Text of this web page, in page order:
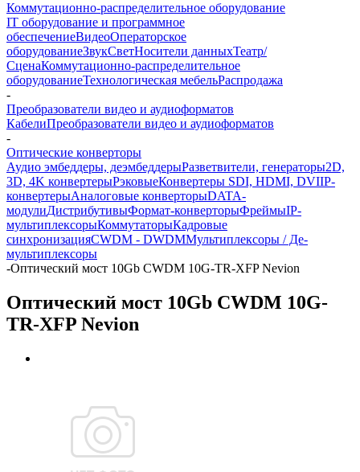
Коммутационно-распределительное оборудование
IT оборудование и программное
обеспечениеВидеоОператорское
оборудованиеЗвукСветНосители данныхТеатр/
СценаКоммутационно-распределительное
оборудованиеТехнологическая мебельРаспродажа
-
Преобразователи видео и аудиоформатов
КабелиПреобразователи видео и аудиоформатов
-
Оптические конверторы
Аудио эмбеддеры, деэмбеддерыРазветвители, генераторы2D,
3D, 4K конвертерыРэковыеКонвертеры SDI, HDMI, DVIIP-
конвертерыАналоговые конверторыDATA-
модулиДистрибутивыФормат-конверторыФреймыIP-
мультиплексорыКоммутаторыКадровые
синхронизацияCWDM - DWDMМультиплексоры / Де-
мультиплексоры
-Оптический мост 10Gb CWDM 10G-TR-XFP Nevion
Оптический мост 10Gb CWDM 10G-
TR-XFP Nevion